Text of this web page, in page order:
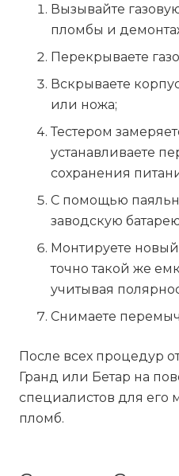
Вызывайте
пломбы и
Перекрываете
Вскрываете
или ножа;
Тестером
устанавливаете
сохранения
С помощью
заводскую
Монтируете
точно такой же
учитывая
Снимаете
После всех процедур
Гранд или Бетар на
специалистов для его
пломб.